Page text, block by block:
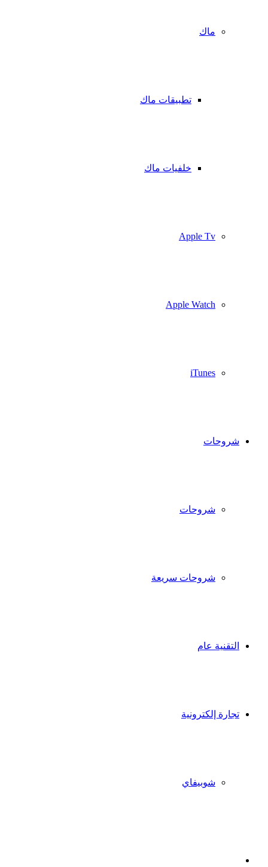
ماك
تطبيقات ماك
خلفيات ماك
Apple Tv
Apple Watch
iTunes
شروحات
شروحات
شروحات سريعة
التقنية عام
تجارة إلكترونية
شوبيفاي